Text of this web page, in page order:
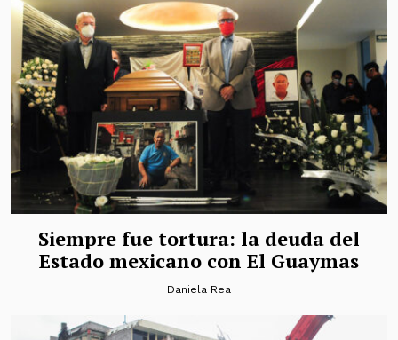
Siempre fue tortura: la deuda del
Estado mexicano con El Guaymas
Daniela Rea